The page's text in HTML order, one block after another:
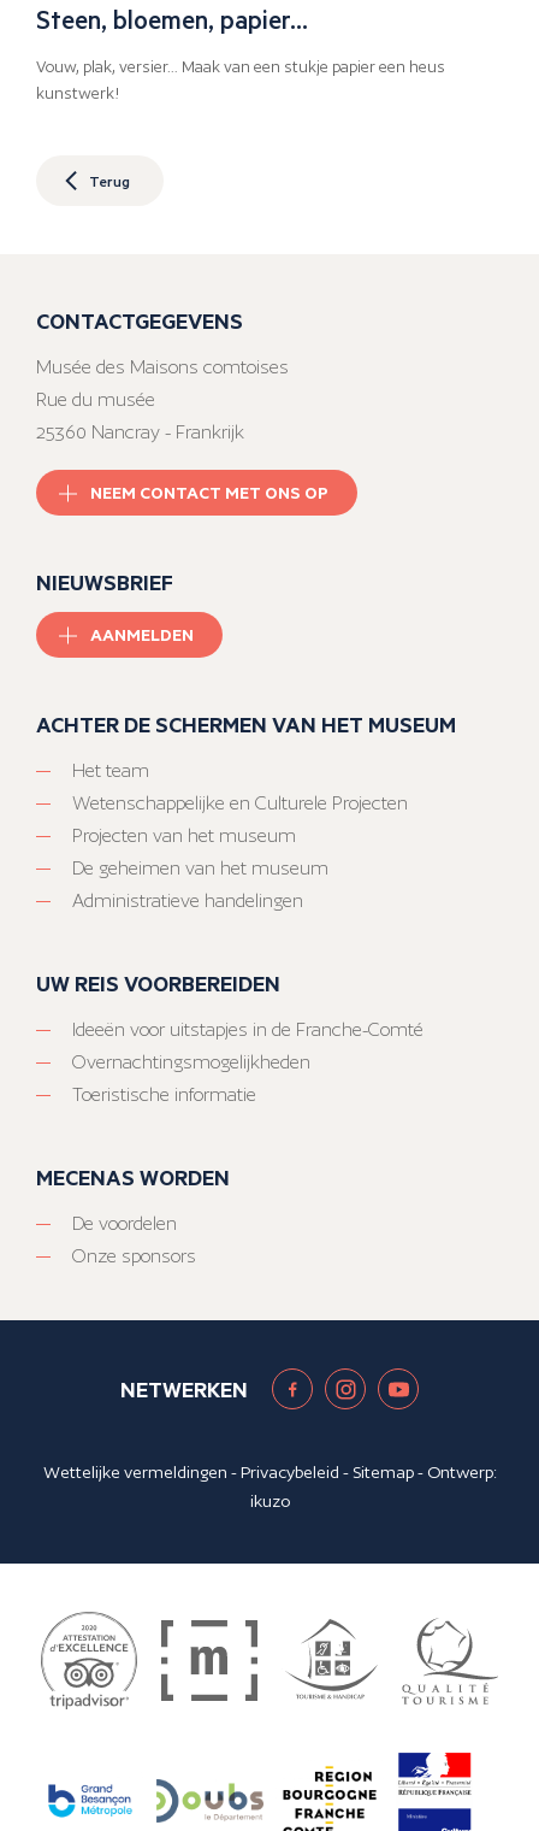
Steen, bloemen, papier…
Vouw, plak, versier… Maak van een stukje papier een heus
kunstwerk!
Terug
CONTACTGEGEVENS
Musée des Maisons comtoises
Rue du musée
25360 Nancray - Frankrijk
NEEM CONTACT MET ONS OP
NIEUWSBRIEF
AANMELDEN
ACHTER DE SCHERMEN VAN HET MUSEUM
Het team
Wetenschappelijke en Culturele Projecten
Projecten van het museum
De geheimen van het museum
Administratieve handelingen
UW REIS VOORBEREIDEN
Ideeën voor uitstapjes in de Franche-Comté
Overnachtingsmogelijkheden
Toeristische informatie
MECENAS WORDEN
De voordelen
Onze sponsors
NETWERKEN
Wettelijke vermeldingen -Privacybeleid - Sitemap- Ontwerp:
ikuzo